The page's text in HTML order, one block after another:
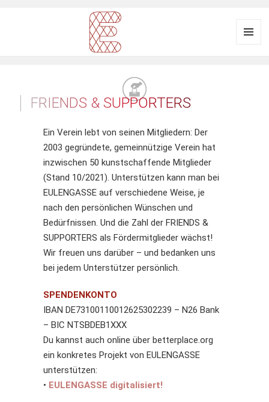
EULENGASSE
FRIENDS & SUPPORTERS
Ein Verein lebt von seinen Mitgliedern: Der
2003 gegründete, gemeinnützige Verein hat
inzwischen 50 kunstschaffende Mitglieder
(Stand 10/2021). Unterstützen kann man bei
EULENGASSE auf verschiedene Weise, je
nach den persönlichen Wünschen und
Bedürfnissen. Und die Zahl der FRIENDS &
SUPPORTERS als Fördermitglieder wächst!
Wir freuen uns darüber – und bedanken uns
bei jedem Unterstützer persönlich.
SPENDENKONTO
IBAN DE73100110012625302239 – N26 Bank
– BIC NTSBDEB1XXX
Du kannst auch online über betterplace.org
ein konkretes Projekt von EULENGASSE
unterstützen:
• EULENGASSE digitalisiert!